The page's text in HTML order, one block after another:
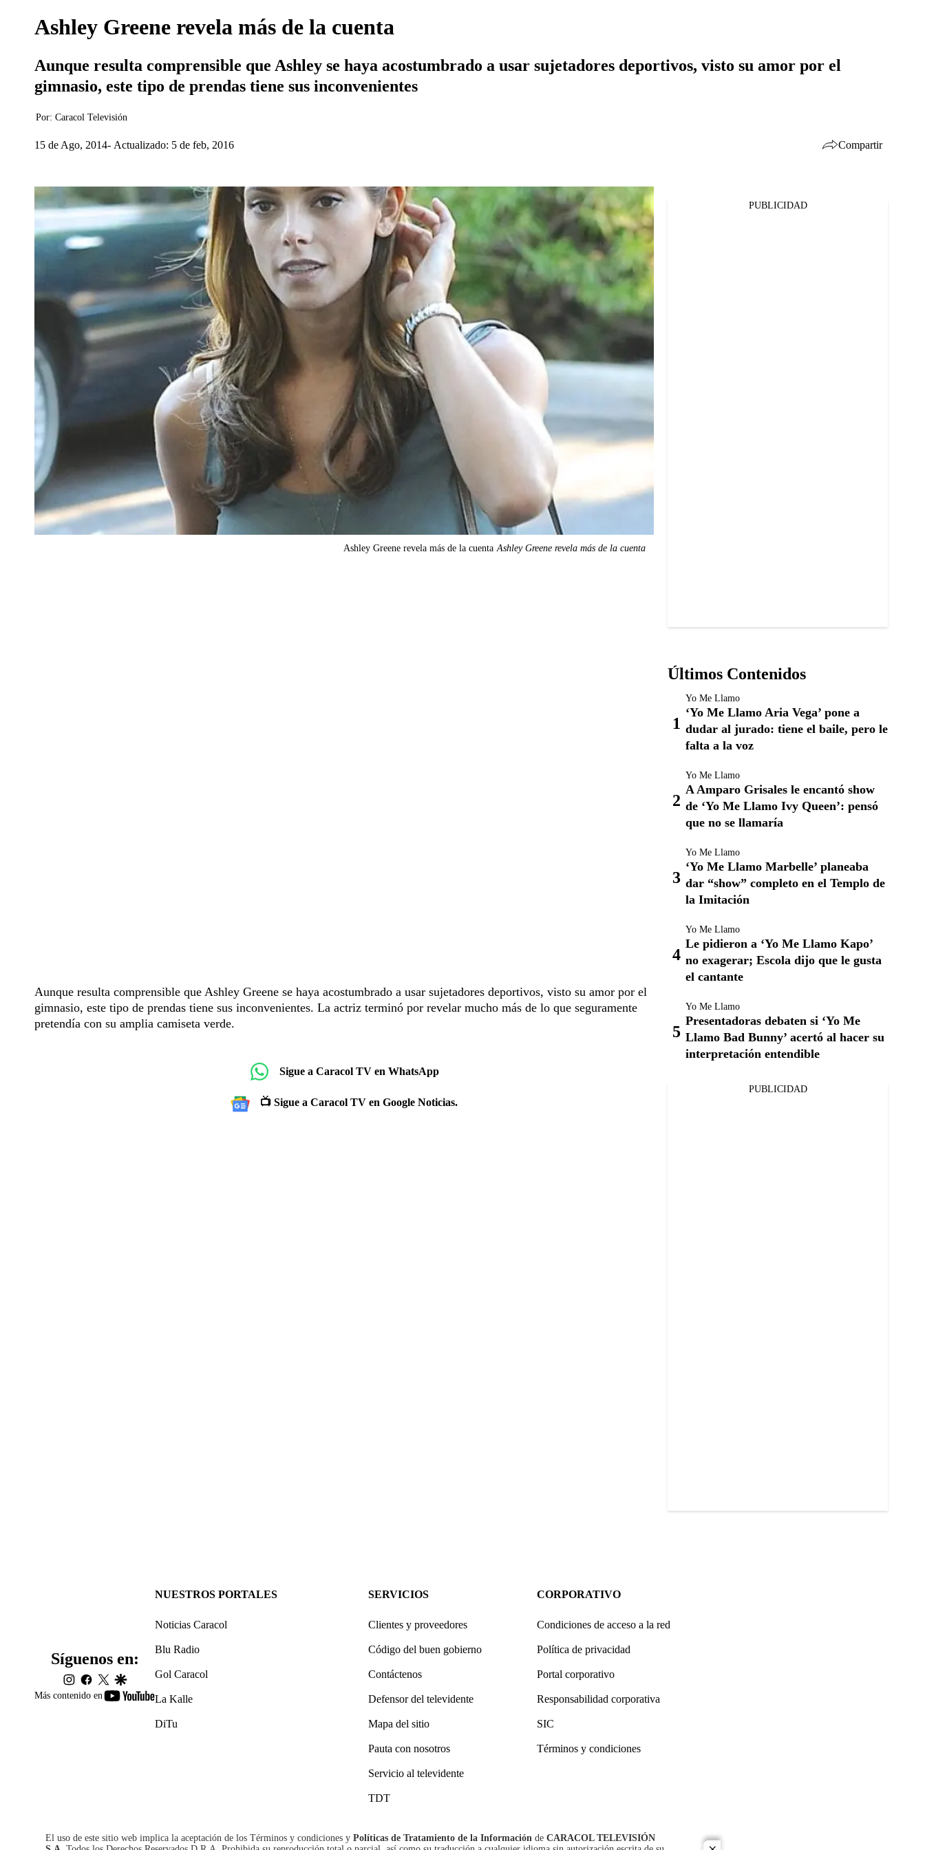
Ashley Greene revela más de la cuenta
Aunque resulta comprensible que Ashley se haya acostumbrado a usar sujetadores deportivos, visto su amor por el
gimnasio, este tipo de prendas tiene sus inconvenientes
Por: Caracol Televisión
15 de Ago, 2014 Actualizado: 5 de feb, 2016 Compartir
Facebook
Twitter
Whatsapp
Ashley Greene revela más de la cuenta Ashley Greene revela más de la cuenta
Aunque resulta comprensible que Ashley Greene se haya acostumbrado a usar sujetadores deportivos, visto su amor por el
gimnasio, este tipo de prendas tiene sus inconvenientes. La actriz terminó por revelar mucho más de lo que seguramente
pretendía con su amplia camiseta verde.
Sigue a Caracol TV en WhatsApp
📺 Sigue a Caracol TV en Google Noticias.
PUBLICIDAD
Últimos Contenidos
Yo Me Llamo
‘Yo Me Llamo Aria Vega’ pone a
dudar al jurado: tiene el baile, pero le
falta a la voz
Yo Me Llamo
A Amparo Grisales le encantó show
de ‘Yo Me Llamo Ivy Queen’: pensó
que no se llamaría
Yo Me Llamo
‘Yo Me Llamo Marbelle’ planeaba
dar “show” completo en el Templo de
la Imitación
Yo Me Llamo
Le pidieron a ‘Yo Me Llamo Kapo’
no exagerar; Escola dijo que le gusta
el cantante
Yo Me Llamo
Presentadoras debaten si ‘Yo Me
Llamo Bad Bunny’ acertó al hacer su
interpretación entendible
PUBLICIDAD
Más contenido en
youtube-
Síguenos en:
instagram
facebook
twittergoogle
NUESTROS PORTALES
Noticias Caracol
Blu Radio
Gol Caracol
La Kalle
DiTu
SERVICIOS
Clientes y proveedores
Código del buen gobierno
Contáctenos
Defensor del televidente
Mapa del sitio
Pauta con nosotros
Servicio al televidente
TDT
CORPORATIVO
Condiciones de acceso a la red
Política de privacidad
Portal corporativo
Responsabilidad corporativa
SIC
Términos y condiciones
El uso de este sitio web implica la aceptación de los Términos y condiciones y Políticas de Tratamiento de la Información de CARACOL TELEVISIÓN